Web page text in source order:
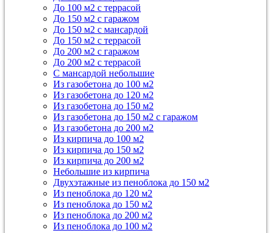
До 100 м2 с террасой
До 150 м2 с гаражом
До 150 м2 с мансардой
До 150 м2 с террасой
До 200 м2 с гаражом
До 200 м2 с террасой
С мансардой небольшие
Из газобетона до 100 м2
Из газобетона до 120 м2
Из газобетона до 150 м2
Из газобетона до 150 м2 с гаражом
Из газобетона до 200 м2
Из кирпича до 100 м2
Из кирпича до 150 м2
Из кирпича до 200 м2
Небольшие из кирпича
Двухэтажные из пеноблока до 150 м2
Из пеноблока до 120 м2
Из пеноблока до 150 м2
Из пеноблока до 200 м2
Из пеноблока до 100 м2